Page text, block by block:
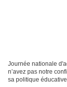
Journée nationale
n’avez pas notre
sa politique